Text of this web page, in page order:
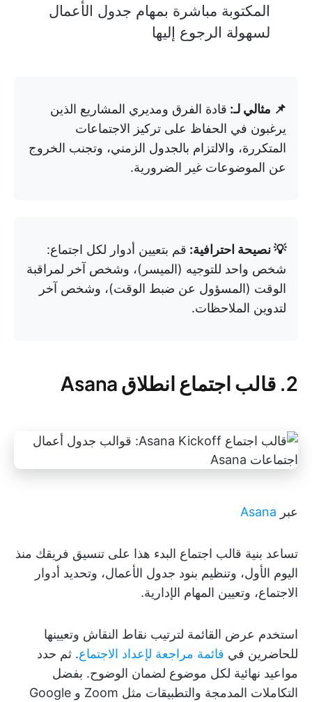
المكتوبة مباشرة بمهام جدول الأعمال
لسهولة الرجوع إليها
📌 مثالي لـ: قادة الفرق ومديري المشاريع الذين
يرغبون في الحفاظ على تركيز الاجتماعات
المتكررة، والالتزام بالجدول الزمني، وتجنب الخروج
عن الموضوعات غير الضرورية.
💡 نصيحة احترافية: قم بتعيين أدوار لكل اجتماع:
شخص واحد للتوجيه (الميسر)، وشخص آخر لمراقبة
الوقت (المسؤول عن ضبط الوقت)، وشخص آخر
لتدوين الملاحظات.
2. قالب اجتماع انطلاق Asana
عبر Asana
تساعد بنية قالب اجتماع البدء هذا على تنسيق فريقك منذ
اليوم الأول، وتنظيم بنود جدول الأعمال، وتحديد أدوار
الاجتماع، وتعيين المهام الإدارية.
استخدم عرض القائمة لترتيب نقاط النقاش وتعيينها
للحاضرين في قائمة مراجعة لإعداد الاجتماع. ثم حدد
مواعيد نهائية لكل موضوع لضمان الوضوح. بفضل
التكاملات المدمجة والتطبيقات مثل Zoom و Google